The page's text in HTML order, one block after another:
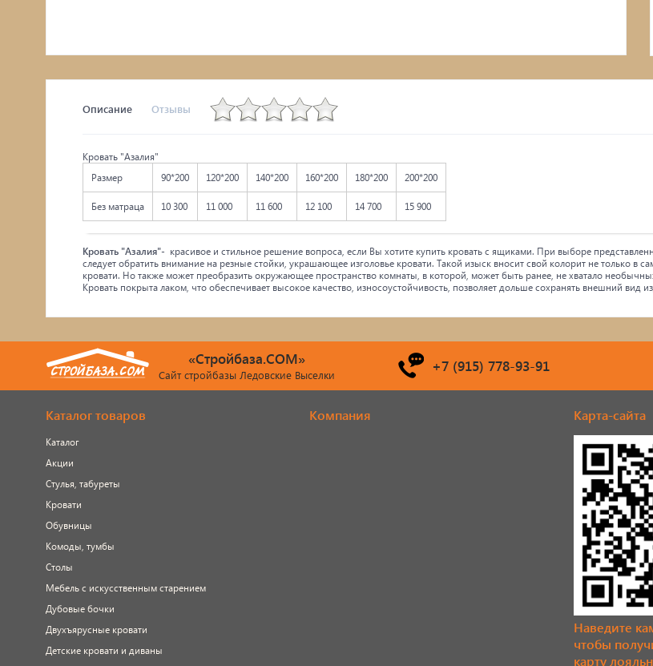
Описание Отзывы
Кровать "Азалия"
Размер
90*200 120*200 140*200 160*200 180*200 200*200
Без матраца 10 300 11 000 11 600 12 100 14 700 15 900
Кровать "Азалия"- красивое и стильное решение вопроса, если Вы хотите купить кровать с ящиками. При выборе
следует обратить внимание на резные стойки, украшающее изголовье кровати. Такой изыск вносит свой колорит не только в
кровати. Но также может преобразить окружающее пространство комнаты, в которой, может быть ранее, не хватало
Кровать покрыта лаком, что обеспечивает высокое качество, износоустойчивость, позволяет дольше сохранять внешний вид
«Стройбаза.COM»
Сайт стройбазы Ледовские Выселки +7 (915) 778-93-91
Каталог товаров
Каталог
Акции
Стулья, табуреты
Кровати
Обувницы
Комоды, тумбы
Столы
Мебель с искусственным старением
Дубовые бочки
Двухъярусные кровати
Детские кровати и диваны
Компания Карта-сайта
Наведите
чтобы
карту